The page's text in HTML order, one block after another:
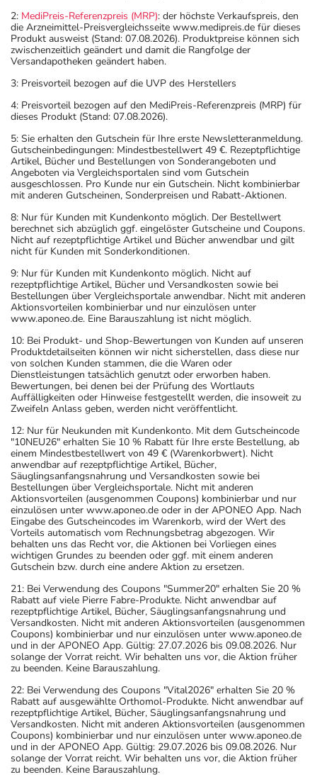
2: MediPreis-Referenzpreis (MRP): der höchste Verkaufspreis, den
die Arzneimittel-Preisvergleichsseite www.medipreis.de für dieses
Produkt ausweist (Stand: 07.08.2026). Produktpreise können sich
zwischenzeitlich geändert und damit die Rangfolge der
Versandapotheken geändert haben.
3: Preisvorteil bezogen auf die UVP des Herstellers
4: Preisvorteil bezogen auf den MediPreis-Referenzpreis (MRP) für
dieses Produkt (Stand: 07.08.2026).
5: Sie erhalten den Gutschein für Ihre erste Newsletteranmeldung.
Gutscheinbedingungen: Mindestbestellwert 49 €. Rezeptpflichtige
Artikel, Bücher und Bestellungen von Sonderangeboten und
Angeboten via Vergleichsportalen sind vom Gutschein
ausgeschlossen. Pro Kunde nur ein Gutschein. Nicht kombinierbar
mit anderen Gutscheinen, Sonderpreisen und Rabatt-Aktionen.
8: Nur für Kunden mit Kundenkonto möglich. Der Bestellwert
berechnet sich abzüglich ggf. eingelöster Gutscheine und Coupons.
Nicht auf rezeptpflichtige Artikel und Bücher anwendbar und gilt
nicht für Kunden mit Sonderkonditionen.
9: Nur für Kunden mit Kundenkonto möglich. Nicht auf
rezeptpflichtige Artikel, Bücher und Versandkosten sowie bei
Bestellungen über Vergleichsportale anwendbar. Nicht mit anderen
Aktionsvorteilen kombinierbar und nur einzulösen unter
www.aponeo.de. Eine Barauszahlung ist nicht möglich.
10: Bei Produkt- und Shop-Bewertungen von Kunden auf unseren
Produktdetailseiten können wir nicht sicherstellen, dass diese nur
von solchen Kunden stammen, die die Waren oder
Dienstleistungen tatsächlich genutzt oder erworben haben.
Bewertungen, bei denen bei der Prüfung des Wortlauts
Auffälligkeiten oder Hinweise festgestellt werden, die insoweit zu
Zweifeln Anlass geben, werden nicht veröffentlicht.
12: Nur für Neukunden mit Kundenkonto. Mit dem Gutscheincode
"10NEU26" erhalten Sie 10 % Rabatt für Ihre erste Bestellung, ab
einem Mindestbestellwert von 49 € (Warenkorbwert). Nicht
anwendbar auf rezeptpflichtige Artikel, Bücher,
Säuglingsanfangsnahrung und Versandkosten sowie bei
Bestellungen über Vergleichsportale. Nicht mit anderen
Aktionsvorteilen (ausgenommen Coupons) kombinierbar und nur
einzulösen unter www.aponeo.de oder in der APONEO App. Nach
Eingabe des Gutscheincodes im Warenkorb, wird der Wert des
Vorteils automatisch vom Rechnungsbetrag abgezogen. Wir
behalten uns das Recht vor, die Aktionen bei Vorliegen eines
wichtigen Grundes zu beenden oder ggf. mit einem anderen
Gutschein bzw. durch eine andere Aktion zu ersetzen.
21: Bei Verwendung des Coupons "Summer20" erhalten Sie 20 %
Rabatt auf viele Pierre Fabre-Produkte. Nicht anwendbar auf
rezeptpflichtige Artikel, Bücher, Säuglingsanfangsnahrung und
Versandkosten. Nicht mit anderen Aktionsvorteilen (ausgenommen
Coupons) kombinierbar und nur einzulösen unter www.aponeo.de
und in der APONEO App. Gültig: 27.07.2026 bis 09.08.2026. Nur
solange der Vorrat reicht. Wir behalten uns vor, die Aktion früher
zu beenden. Keine Barauszahlung.
22: Bei Verwendung des Coupons "Vital2026" erhalten Sie 20 %
Rabatt auf ausgewählte Orthomol-Produkte. Nicht anwendbar auf
rezeptpflichtige Artikel, Bücher, Säuglingsanfangsnahrung und
Versandkosten. Nicht mit anderen Aktionsvorteilen (ausgenommen
Coupons) kombinierbar und nur einzulösen unter www.aponeo.de
und in der APONEO App. Gültig: 29.07.2026 bis 09.08.2026. Nur
solange der Vorrat reicht. Wir behalten uns vor, die Aktion früher
zu beenden. Keine Barauszahlung.